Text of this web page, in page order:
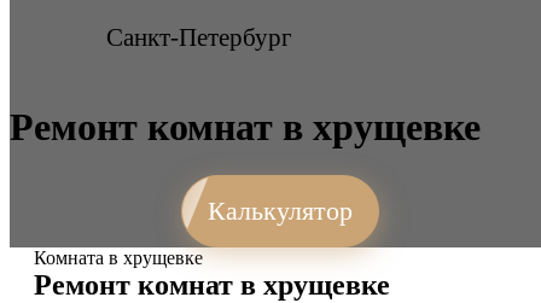
Санкт-Петербург
Ремонт комнат в хрущевке
Калькулятор
Комната в хрущевке
Ремонт комнат в хрущевке